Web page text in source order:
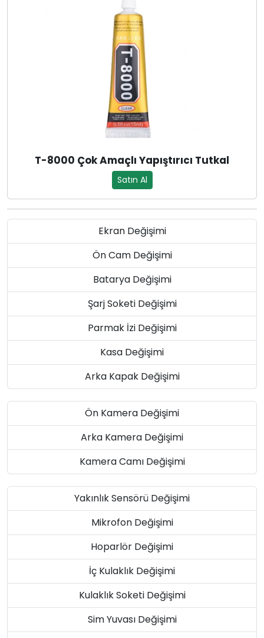
T-8000 Çok Amaçlı Yapıştırıcı Tutkal
Satın Al
Ekran Değişimi
Ön Cam Değişimi
Batarya Değişimi
Şarj Soketi Değişimi
Parmak İzi Değişimi
Kasa Değişimi
Arka Kapak Değişimi
Ön Kamera Değişimi
Arka Kamera Değişimi
Kamera Camı Değişimi
Yakınlık Sensörü Değişimi
Mikrofon Değişimi
Hoparlör Değişimi
İç Kulaklık Değişimi
Kulaklık Soketi Değişimi
Sim Yuvası Değişimi